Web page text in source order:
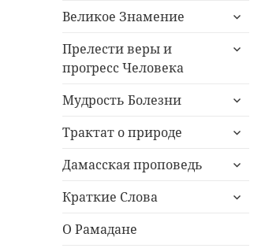
Великое Знамение
раскрыть
меню
Прелести веры и
прогресс Человека
раскрыть
Мудрость Болезни
раскрыть
меню
Трактат о природе
раскрыть
меню
Дамасская проповедь
раскрыть
меню
Краткие Слова
раскрыть
О Рамадане